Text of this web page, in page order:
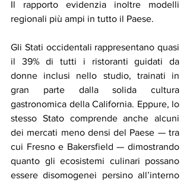
Il rapporto evidenzia inoltre modelli
regionali più ampi in tutto il Paese.
Gli Stati occidentali rappresentano quasi
il 39% di tutti i ristoranti guidati da
donne inclusi nello studio, trainati in
gran parte dalla solida cultura
gastronomica della California. Eppure, lo
stesso Stato comprende anche alcuni
dei mercati meno densi del Paese — tra
cui Fresno e Bakersfield — dimostrando
quanto gli ecosistemi culinari possano
essere disomogenei persino all’interno